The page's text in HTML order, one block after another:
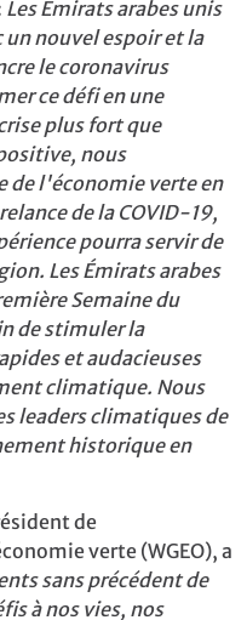
Les Émirats arabes unis
nouvel espoir et la
le coronavirus
ce défi en une
plus fort que
nous
de l'économie verte en
de la COVID-19,
pourra servir de
Les Émirats arabes
Semaine du
de stimuler la
et audacieuses
climatique. Nous
leaders climatiques de
historique en
de
verte (WGEO), a
sans précédent de
à nos vies, nos